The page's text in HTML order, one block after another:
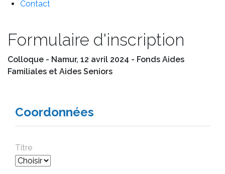
Contact
Formulaire d'inscription
Colloque - Namur, 12 avril 2024 - Fonds Aides
Familiales et Aides Seniors
Coordonnées
Titre